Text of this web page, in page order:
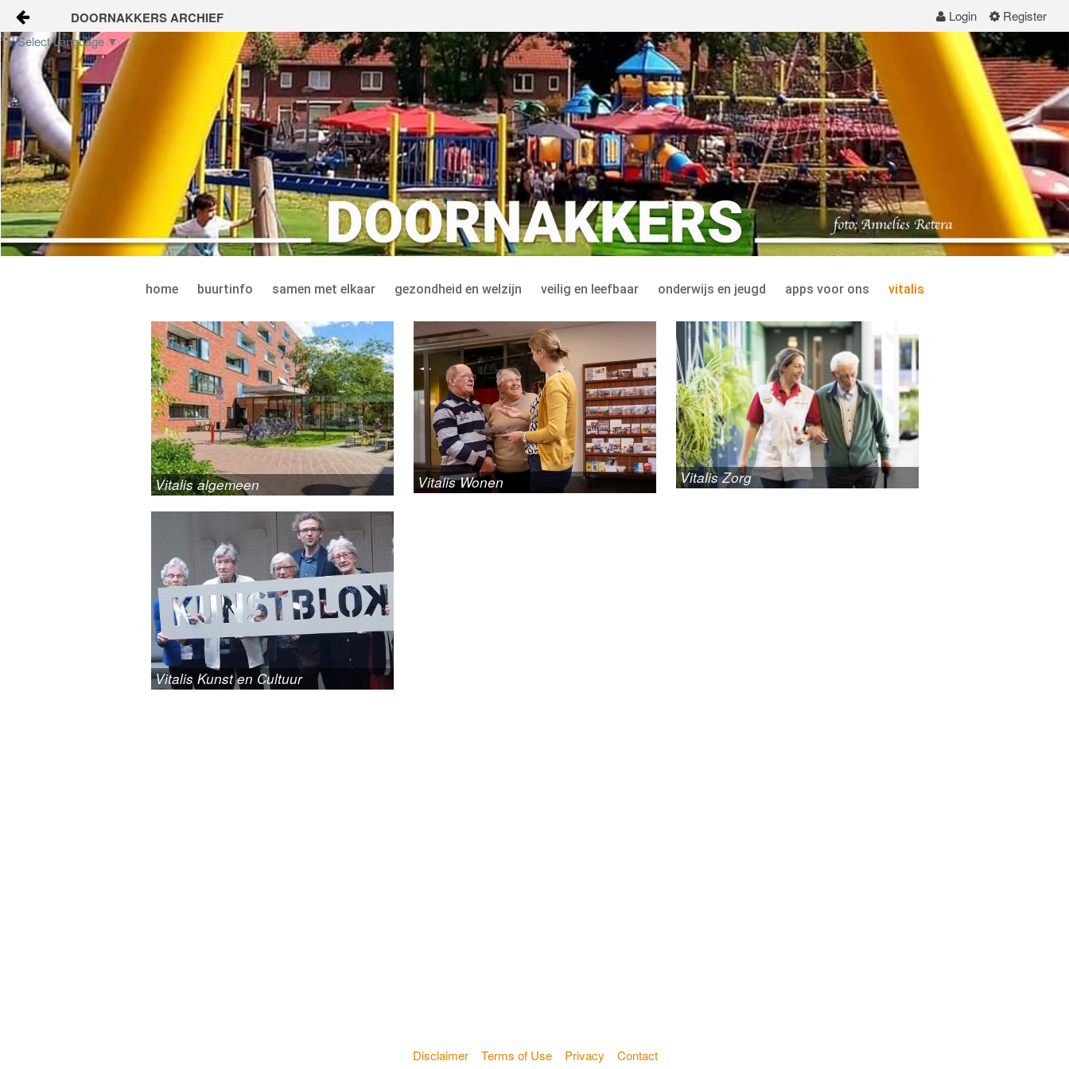
Skip to Content
Login Register
DOORNAKKERS ARCHIEF
home
buurtinfo
samen met elkaar
gezondheid en welzijn
veilig en leefbaar
onderwijs en jeugd
TONGELRE ONLINE
SOCIALE KAART
home buurtinfo samen met elkaar gezondheid en welzijn veilig en leefbaar onderwijs en jeugd apps voor ons vitalis
Vitalis algemeen
Vitalis Kunst en Cultuur
Vitalis Wonen Vitalis Zorg
Disclaimer Terms of Use Privacy Contact
Select Language ▼